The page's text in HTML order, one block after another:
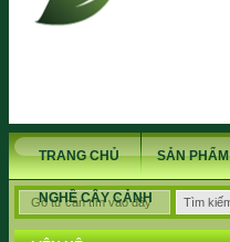
TRANG CHỦ SẢN PHẨM
NGHỀ CÂY CẢNH